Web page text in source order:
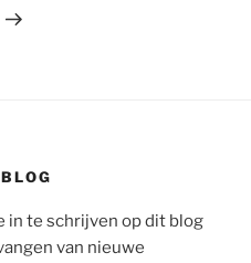
in te schrijven op dit blog
van nieuwe